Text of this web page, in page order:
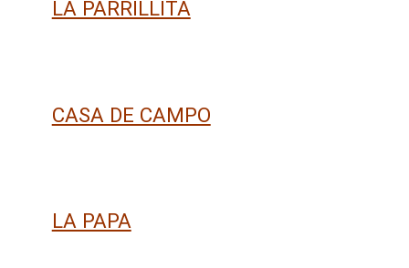
LA PARRILLITA
CASA DE CAMPO
LA PAPA